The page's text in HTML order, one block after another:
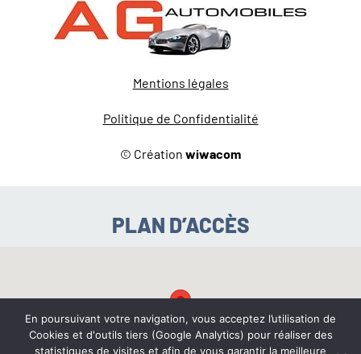
Mentions légales
Politique de Confidentialité
© Création wiwacom
PLAN D’ACCÈS
En poursuivant votre navigation, vous acceptez l’utilisation de
Cookies et d'outils tiers (Google Analytics) pour réaliser des
statistiques de visites et afin de vous garantir la meilleure